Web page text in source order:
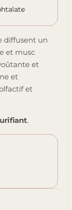
diffusent un
et musc
et
et
et
.